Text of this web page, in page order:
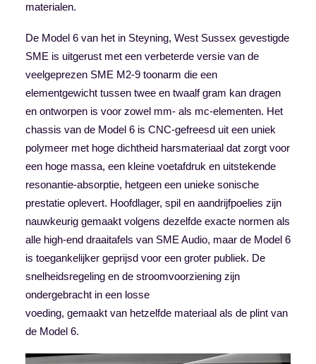
materialen.
De Model 6 van het in Steyning, West Sussex gevestigde
SME is uitgerust met een verbeterde versie van de
veelgeprezen SME M2-9 toonarm die een
elementgewicht tussen twee en twaalf gram kan dragen
en ontworpen is voor zowel mm- als mc-elementen. Het
chassis van de Model 6 is CNC-gefreesd uit een uniek
polymeer met hoge dichtheid harsmateriaal dat zorgt voor
een hoge massa, een kleine voetafdruk en uitstekende
resonantie-absorptie, hetgeen een unieke sonische
prestatie oplevert. Hoofdlager, spil en aandrijfpoelies zijn
nauwkeurig gemaakt volgens dezelfde exacte normen als
alle high-end draaitafels van SME Audio, maar de Model 6
is toegankelijker geprijsd voor een groter publiek. De
snelheidsregeling en de stroomvoorziening zijn
ondergebracht in een losse
voeding, gemaakt van hetzelfde materiaal als de plint van
de Model 6.